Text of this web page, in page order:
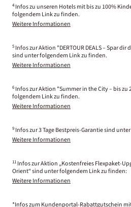
4 Infos zu unseren Hotels mit bis zu 100%
folgendem Link zu finden.
Weitere Informationen
5 Infos zur Aktion "DERTOUR DEALS – Spar dir
sind unter folgendem Link zu finden.
Weitere Informationen
6 Infos zur Aktion "Summer in the City – bis zu
folgendem Link zu finden.
Weitere Informationen
9 Infos zur 3 Tage Bestpreis-Garantie sind
Weitere Informationen
11 Infos zur Aktion „Kostenfreies Flexpaket-
Orient“ sind unter folgendem Link zu finden:
Weitere Informationen
*Infos zum Kundenportal-Rabattgutschein